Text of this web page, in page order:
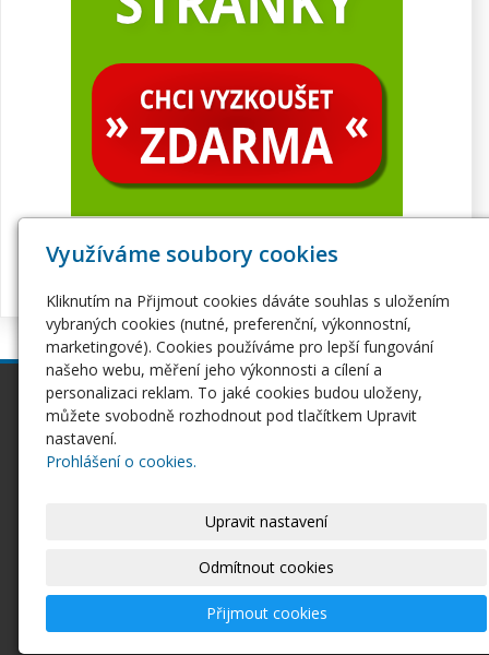
inPage
Webové stránky
Pro začátečníky
Seznámení s inPage
Webhosting
Hosting
Doména EU
Ostatní
Využíváme soubory cookies
Kliknutím na Přijmout cookies dáváte souhlas s uložením
vybraných cookies (nutné, preferenční, výkonnostní,
marketingové). Cookies používáme pro lepší fungování
našeho webu, měření jeho výkonnosti a cílení a
personalizaci reklam. To jaké cookies budou uloženy,
můžete svobodně rozhodnout pod tlačítkem Upravit
nastavení.
Prohlášení o cookies.
Upravit nastavení
Odmítnout cookies
Přijmout cookies